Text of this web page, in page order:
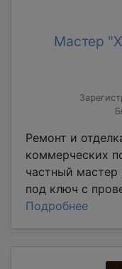
Мастер
Ремонт и
коммерческих
частный
под ключ с
Подробнее